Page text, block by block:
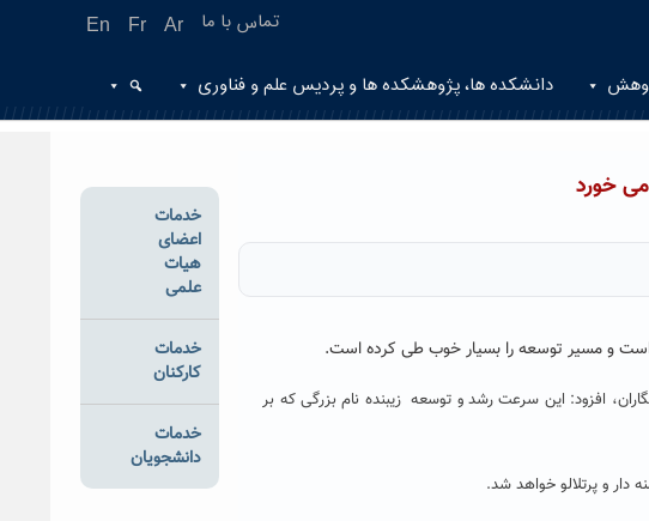
En Fr Ar تماس با ما
دانشکده ها، پژوهشکده ها و پردیس علم و فناوری
خورد
است و مسیر توسعه را بسیار خوب طی کرده است.
افزود: این سرعت رشد و توسعه زیبنده نام بزرگی که بر
و پرتلالو خواهد شد.
خدمات
اعضای
هیات
علمی
خدمات
کارکنان
خدمات
دانشجویان